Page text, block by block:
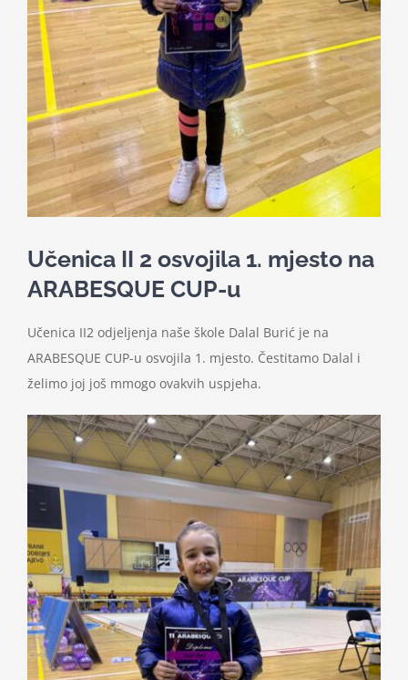
Obavještenja
Vijeće roditelja
Kontakt
Učenica II 2 osvojila 1. mjesto na
ARABESQUE CUP-u
Učenica II2 odjeljenja naše škole Dalal Burić je na
ARABESQUE CUP-u osvojila 1. mjesto. Čestitamo Dalal i
želimo joj još mmogo ovakvih uspjeha.